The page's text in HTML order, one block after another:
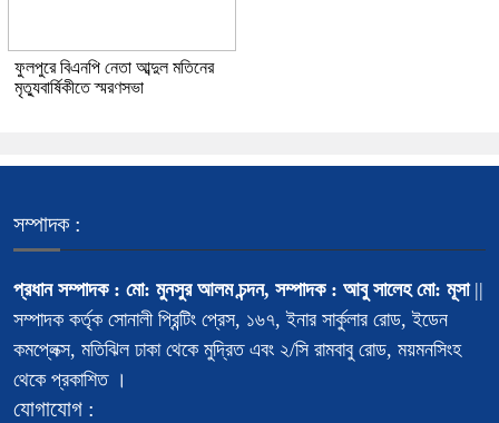
ফুলপুরে বিএনপি নেতা আব্দুল মতিনের
মৃত্যুবার্ষিকীতে স্মরণসভা
সম্পাদক :
প্রধান সম্পাদক : মো: মুনসুর আলম চন্দন, সম্পাদক : আবু সালেহ মো: মূসা||
সম্পাদক কর্তৃক সোনালী প্রিন্টিং প্রেস, ১৬৭, ইনার সার্কুলার রোড, ইডেন
কমপ্লেক্স, মতিঝিল ঢাকা থেকে মুদ্রিত এবং ২/সি রামবাবু রোড, ময়মনসিংহ
থেকে প্রকাশিত ।
যোগাযোগ :